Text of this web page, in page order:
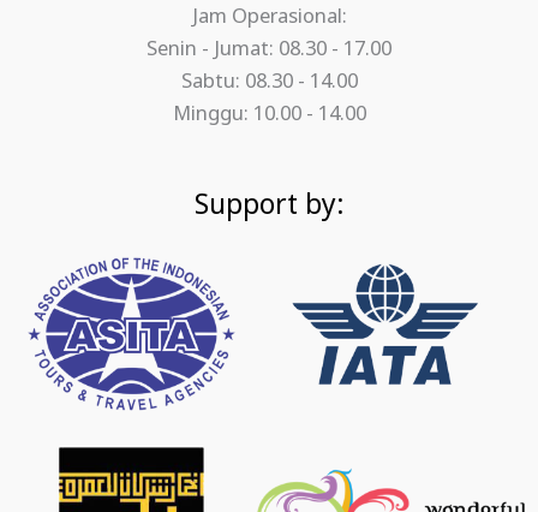
Jam Operasional:
Senin - Jumat: 08.30 - 17.00
Sabtu: 08.30 - 14.00
Minggu: 10.00 - 14.00
Support by: